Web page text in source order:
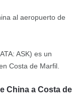
ASK) es un
Costa de Marfil.
China a Costa de